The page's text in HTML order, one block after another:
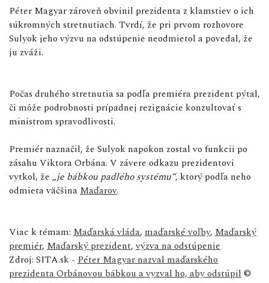
Péter Magyar zároveň obvinil prezidenta z klamstiev o ich
súkromných stretnutiach. Tvrdí, že pri prvom rozhovore
Sulyok jeho výzvu na odstúpenie neodmietol a povedal, že
ju zváži.
Počas druhého stretnutia sa podľa premiéra prezident pýtal,
či môže podrobnosti prípadnej rezignácie konzultovať s
ministrom spravodlivosti.
Premiér naznačil, že Sulyok napokon zostal vo funkcii po
zásahu Viktora Orbána. V závere odkazu prezidentovi
vytkol, že „je bábkou padlého systému“, ktorý podľa neho
odmieta väčšina Maďarov.
Viac k témam: Maďarská vláda, maďarské voľby, Maďarský
premiér, Maďarský prezident,výzva na odstúpenie
Zdroj: SITA.sk - Péter Magyar nazval maďarského
prezidenta Orbánovou bábkou a vyzval ho, aby odstúpil ©